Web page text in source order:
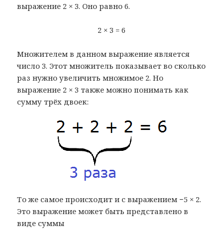
выражение 2 × 3. Оно равно 6.
2 × 3 = 6
Множителем в данном выражение является
число 3. Этот множитель показывает во сколько
раз нужно увеличить множимое 2. Но
выражение 2 × 3 также можно понимать как
сумму трёх двоек:
То же самое происходит и с выражением −5 × 2.
Это выражение может быть представлено в
виде суммы